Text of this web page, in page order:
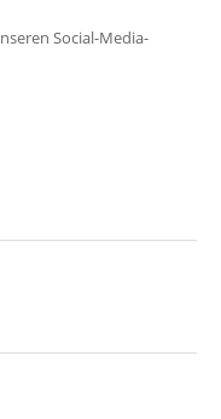
Social-Media-